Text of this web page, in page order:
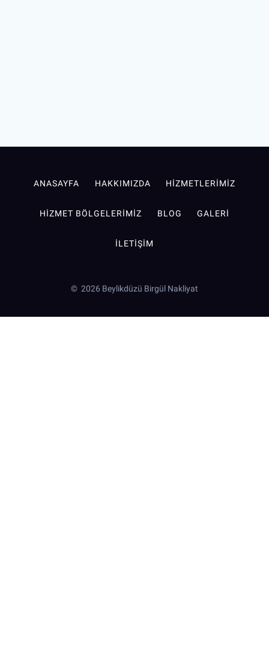
ANASAYFA HAKKIMIZDA HIZMETLERIMIZ
HIZMET BÖLGELERIMIZ BLOG GALERI
İLETIŞIM
© 2026 Beylikdüzü Birgül Nakliyat